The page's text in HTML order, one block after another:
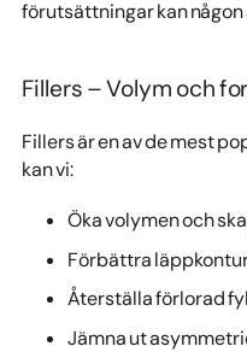
förutsättningar kan
Fillers – Volym och
Fillers är en av de mest
kan vi:
Öka volymen och
Förbättra
Återställa förlorad
Jämna ut